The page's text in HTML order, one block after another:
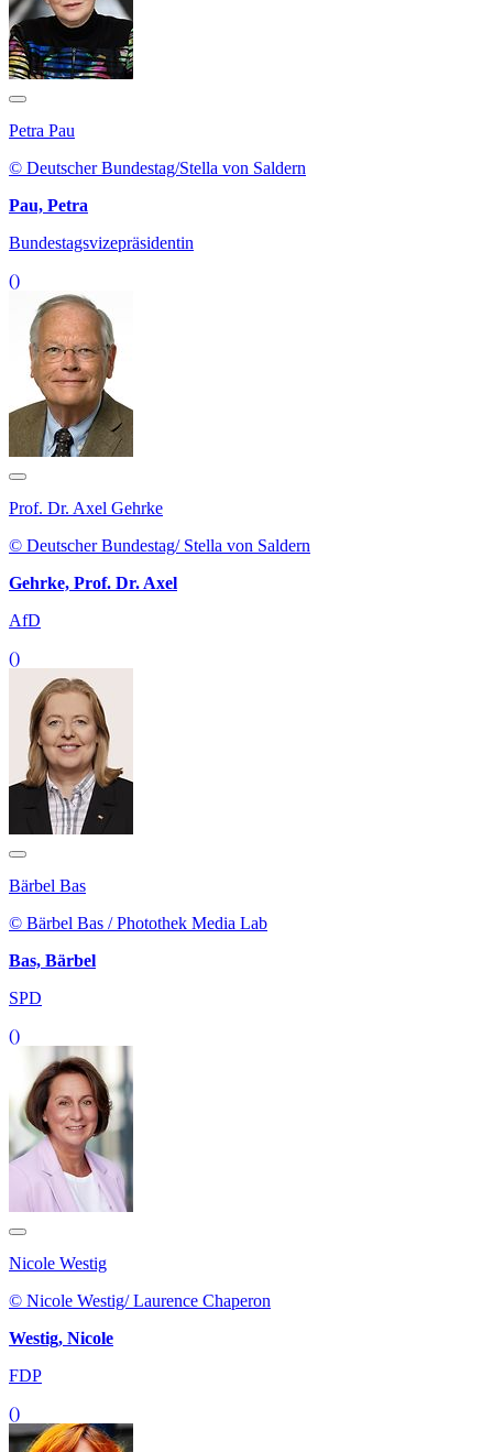
Petra Pau
© Deutscher Bundestag/Stella von Saldern
Pau, Petra
Bundestagsvizepräsidentin
()
Prof. Dr. Axel Gehrke
© Deutscher Bundestag/ Stella von Saldern
Gehrke, Prof. Dr. Axel
AfD
()
Bärbel Bas
© Bärbel Bas / Photothek Media Lab
Bas, Bärbel
SPD
()
Nicole Westig
© Nicole Westig/ Laurence Chaperon
Westig, Nicole
FDP
()